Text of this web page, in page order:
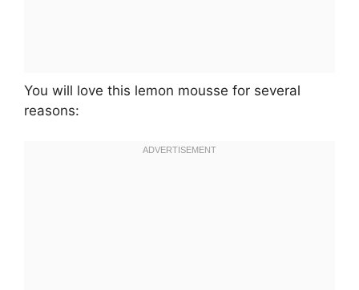
You will love this lemon mousse for several
reasons: